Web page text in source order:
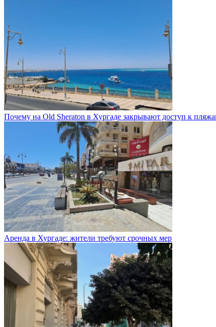
Почему на Old Sheraton в Хургаде закрывают доступ к
Аренда в Хургаде: жители требуют срочных мер